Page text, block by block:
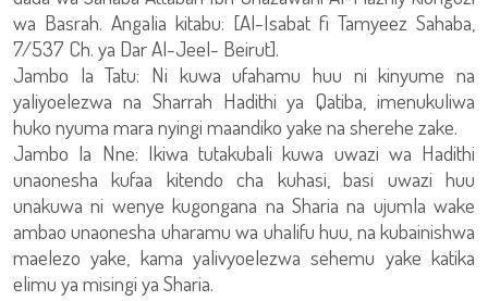
wa Basrah. Angalia kitabu: [Al-Isabat fi Tamyeez Sahaba,
7/537 Ch. ya Dar Al-Jeel- Beirut].
Jambo la Tatu: Ni kuwa ufahamu huu ni kinyume na
yaliyoelezwa na Sharrah Hadithi ya Qatiba, imenukuliwa
huko nyuma mara nyingi maandiko yake na sherehe zake.
Jambo la Nne: Ikiwa tutakubali kuwa uwazi wa Hadithi
unaonesha kufaa kitendo cha kuhasi, basi uwazi huu
unakuwa ni wenye kugongana na Sharia na ujumla wake
ambao unaonesha uharamu wa uhalifu huu, na kubainishwa
maelezo yake, kama yalivyoelezwa sehemu yake katika
elimu ya misingi ya Sharia.